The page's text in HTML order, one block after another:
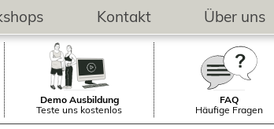
Kontakt Über uns
Demo Ausbildung
Teste uns kostenlos
FAQ
Häufige Fragen